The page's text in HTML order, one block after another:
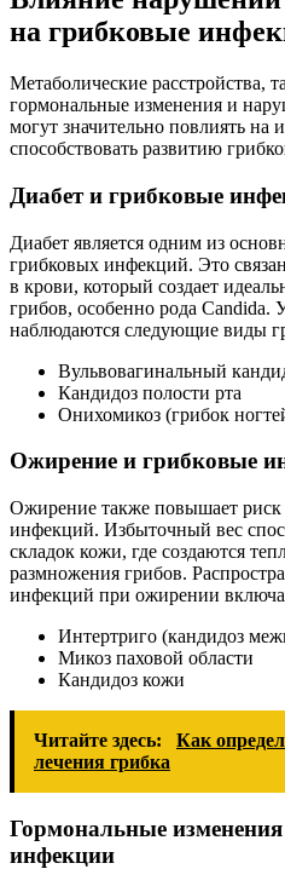
на грибковые
Метаболические расстройства,
гормональные изменения и
могут значительно повлиять
способствовать развитию
Диабет и грибковые
Диабет является одним из
грибковых инфекций. Это
в крови, который создает
грибов, особенно рода Candida.
наблюдаются следующие виды
Вульвовагинальный
Кандидоз полости рта
Онихомикоз (грибок
Ожирение и грибковые
Ожирение также повышает риск
инфекций. Избыточный вес
складок кожи, где создаются
размножения грибов.
инфекций при ожирении
Интертриго (кандидоз
Микоз паховой области
Кандидоз кожи
Читайте здесь:
Как
лечения грибка
Гормональные
инфекции